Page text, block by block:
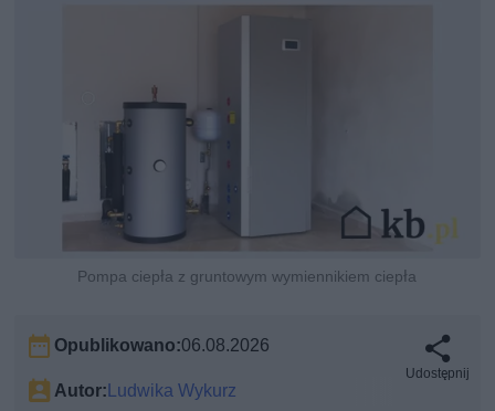
Pompa ciepła z gruntowym wymiennikiem ciepła
Opublikowano:06.08.2026
Autor: Ludwika Wykurz
Udostępnij